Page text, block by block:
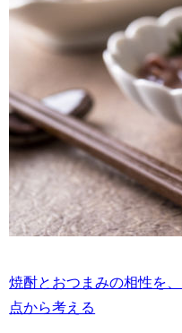
焼酎とおつまみの相性を
点から考える